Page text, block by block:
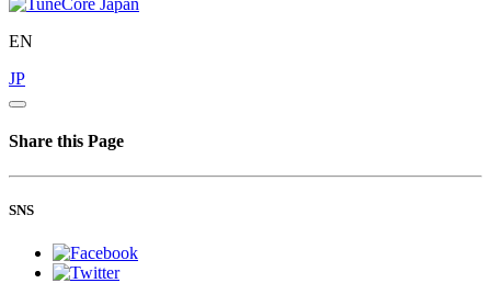
EN
JP
Share this Page
SNS